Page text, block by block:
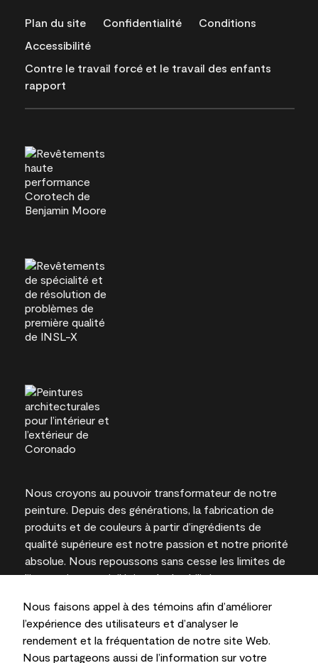
Nous faisons appel à des témoins afin d’améliorer
l’expérience des utilisateurs et d’analyser le
rendement et la fréquentation de notre site Web.
Nous partageons aussi de l’information sur votre
Plan du site Confidentialité
Conditions
Accessibilité
Contre le travail forcé et le travail des enfants
rapport
Nous croyons au pouvoir transformateur de notre
peinture. Depuis des générations, la fabrication de
produits et de couleurs à partir d’ingrédients de
qualité supérieure est notre passion et notre priorité
absolue. Nous repoussons sans cesse les limites de
l’innovation et privilégions la durabilité pour
l’expertise locale.